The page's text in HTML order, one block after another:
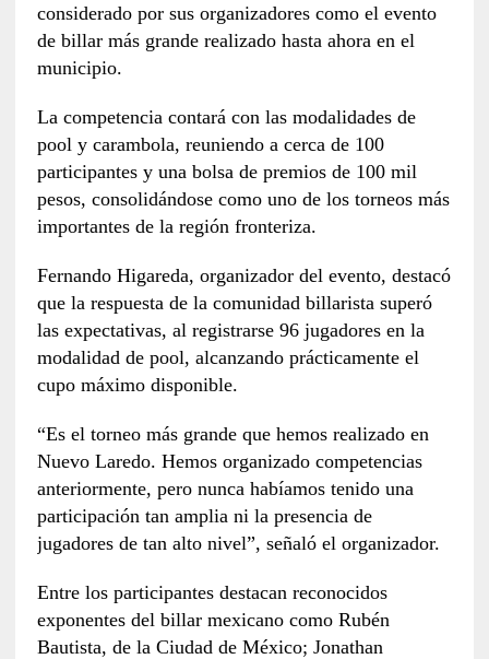
considerado por sus organizadores como el evento
de billar más grande realizado hasta ahora en el
municipio.
La competencia contará con las modalidades de
pool y carambola, reuniendo a cerca de 100
participantes y una bolsa de premios de 100 mil
pesos, consolidándose como uno de los torneos más
importantes de la región fronteriza.
Fernando Higareda, organizador del evento, destacó
que la respuesta de la comunidad billarista superó
las expectativas, al registrarse 96 jugadores en la
modalidad de pool, alcanzando prácticamente el
cupo máximo disponible.
“Es el torneo más grande que hemos realizado en
Nuevo Laredo. Hemos organizado competencias
anteriormente, pero nunca habíamos tenido una
participación tan amplia ni la presencia de
jugadores de tan alto nivel”, señaló el organizador.
Entre los participantes destacan reconocidos
exponentes del billar mexicano como Rubén
Bautista, de la Ciudad de México; Jonathan